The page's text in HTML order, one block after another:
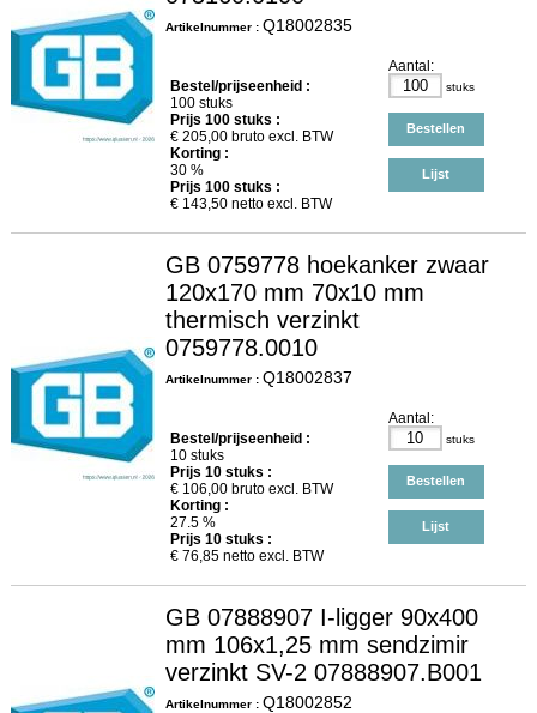
Artikelnummer : Q18002835
Bestel/prijseenheid :
100 stuks
Prijs 100stuks :
€ 205,00bruto excl. BTW
Korting :
30 %
Prijs 100stuks :
€ 143,50netto excl. BTW
Aantal:
stuks
Bestellen
Lijst
GB 0759778 hoekanker zwaar
120x170 mm 70x10 mm
thermisch verzinkt
0759778.0010
Artikelnummer : Q18002837
Bestel/prijseenheid :
10 stuks
Prijs 10stuks :
€ 106,00bruto excl. BTW
Korting :
27.5 %
Prijs 10stuks :
€ 76,85netto excl. BTW
Aantal:
stuks
Bestellen
Lijst
GB 07888907 I-ligger 90x400
mm 106x1,25 mm sendzimir
verzinkt SV-2 07888907.B001
Artikelnummer : Q18002852